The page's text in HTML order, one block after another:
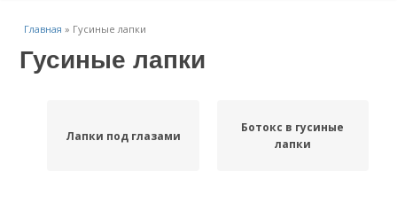
Главная » Гусиные лапки
Гусиные лапки
Лапки под глазами
Ботокс в гусиные
лапки